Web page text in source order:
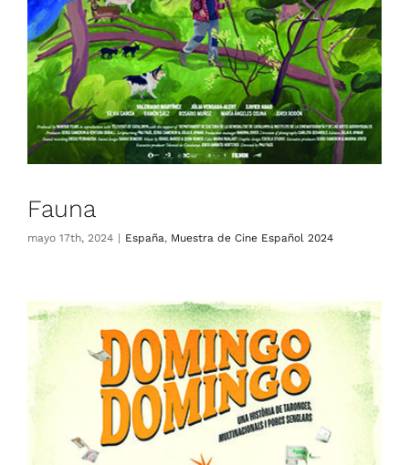
Fauna
mayo 17th, 2024 | España, Muestra de Cine Español 2024